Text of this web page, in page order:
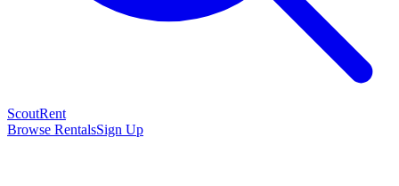
ScoutRent
Browse RentalsSign Up